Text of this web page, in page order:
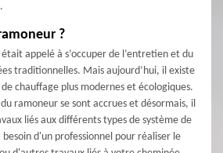
?
appelé à s’occuper de l’entretien et du
traditionnelles. Mais aujourd’hui, il existe
chauffage plus modernes et écologiques.
ramoneur se sont accrues et désormais, il
liés aux différents types de système de
besoin d'un professionnel pour réaliser le